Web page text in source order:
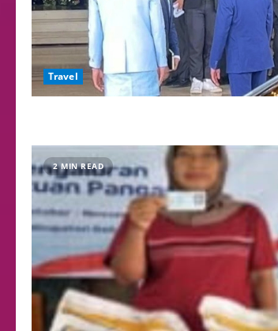
Travel
2 MIN READ